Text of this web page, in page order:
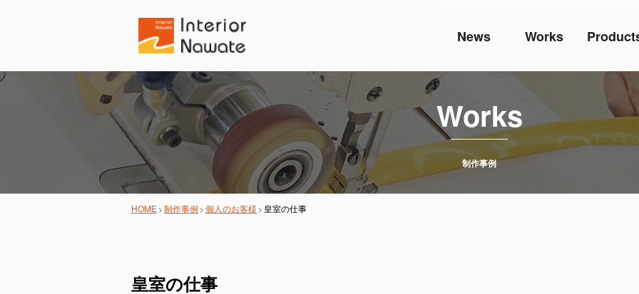
News Works
Works
制作事例
HOME 制作事例 個人のお客様 皇室の仕事
皇室の仕事